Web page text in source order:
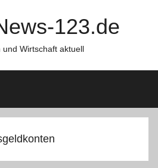
123.de
und Wirtschaft aktuell